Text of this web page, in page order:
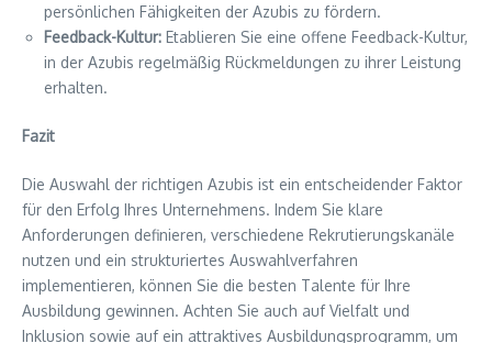
persönlichen Fähigkeiten der Azubis zu fördern.
Feedback-Kultur: Etablieren Sie eine offene Feedback-Kultur,
in der Azubis regelmäßig Rückmeldungen zu ihrer Leistung
erhalten.
Fazit
Die Auswahl der richtigen Azubis ist ein entscheidender Faktor
für den Erfolg Ihres Unternehmens. Indem Sie klare
Anforderungen definieren, verschiedene Rekrutierungskanäle
nutzen und ein strukturiertes Auswahlverfahren
implementieren, können Sie die besten Talente für Ihre
Ausbildung gewinnen. Achten Sie auch auf Vielfalt und
Inklusion sowie auf ein attraktives Ausbildungsprogramm, um